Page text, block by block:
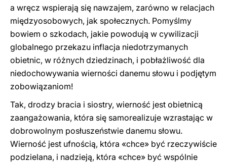
a wręcz wspierają się nawzajem, zarówno w relacjach
międzyosobowych, jak społecznych. Pomyślmy
bowiem o szkodach, jakie powodują w cywilizacji
globalnego przekazu inflacja niedotrzymanych
obietnic, w różnych dziedzinach, i pobłażliwość dla
niedochowywania wierności danemu słowu i podjętym
zobowiązaniom!
Tak, drodzy bracia i siostry, wierność jest obietnicą
zaangażowania, która się samorealizuje wzrastając w
dobrowolnym posłuszeństwie danemu słowu.
Wierność jest ufnością, która «chce» być rzeczywiście
podzielana, i nadzieją, która «chce» być wspólnie